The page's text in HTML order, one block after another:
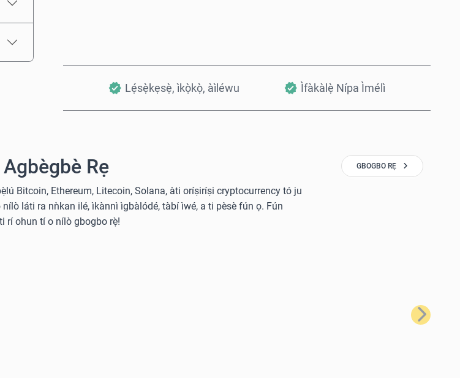
Lẹ́sẹ̀kẹsẹ̀, ìkọ̀kọ̀, àìléwu Ìfàkàlẹ̀ Nípa Ìmélì
Rẹ
Bitcoin, Ethereum, Litecoin, Solana, àti oríṣiríṣi cryptocurrency tó ju
láti ra nǹkan ilé, ìkànnì ìgbàlódé, tàbí ìwé, a ti pèsè fún ọ. Fún
rí ohun tí o nílò gbogbo rẹ̀!
GBOGBO RẸ̀
Tẹ̀lé